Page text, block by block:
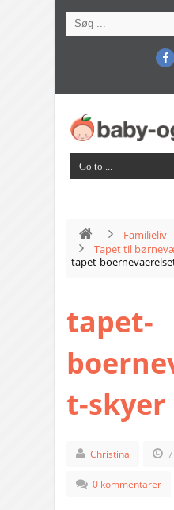
Familieliv
Tapet til
tapet-
tapet-
t-skyer
Christina
0 kommentarer